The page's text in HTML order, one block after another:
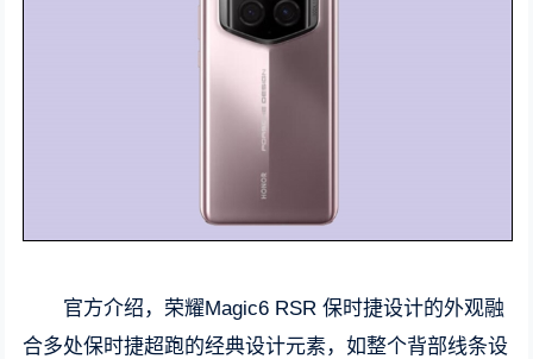
官方介绍，荣耀Magic6 RSR 保时捷设计的外观融
合多处保时捷超跑的经典设计元素，如整个背部线条设